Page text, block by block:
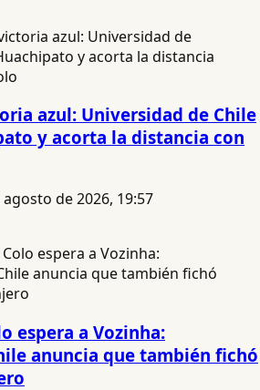
azul: Universidad de Chile
y acorta la distancia con
agosto de 2026, 19:57
espera a Vozinha:
anuncia que también fichó